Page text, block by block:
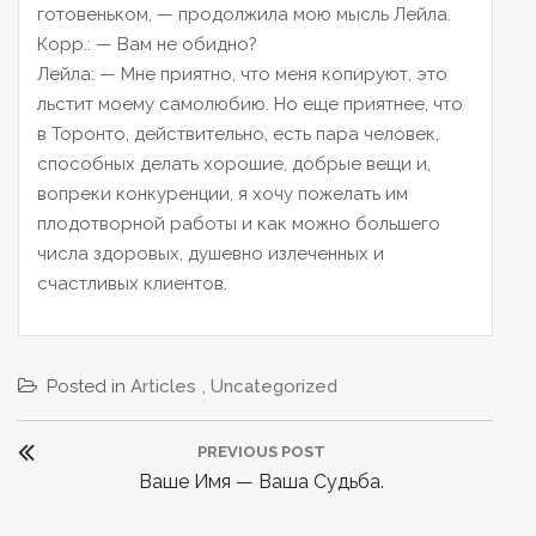
готовеньком, — продолжила мою мысль Лейла.
Корр.: — Вам не обидно?
Лейла: — Мне приятно, что меня копируют, это
льстит моему самолюбию. Но еще приятнее, что
в Торонто, действительно, есть пара человек,
способных делать хорошие, добрые вещи и,
вопреки конкуренции, я хочу пожелать им
плодотворной работы и как можно большего
числа здоровых, душевно излеченных и
счастливых клиентов.
Posted in Articles , Uncategorized
Н
PREVIOUS POST
P
Ваше Имя — Ваша Судьба.